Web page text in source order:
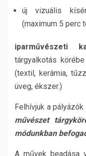
új vizuális
(maximum 5 perc
iparművészeti
tárgyalkotás
(textil, kerámia,
üveg, ékszer.)
Felhívjuk a
művészet
módunkban
A művek beadása